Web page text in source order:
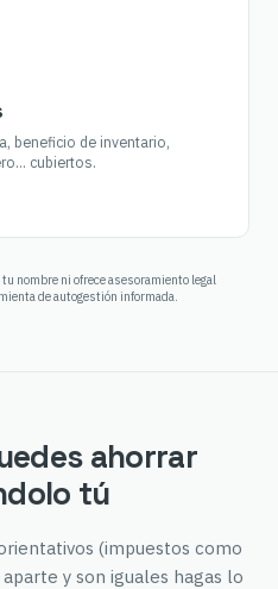
beneficio de inventario,
cubiertos.
nombre ni ofrece asesoramiento legal
de autogestión informada.
ahorrar
tú
(impuestos como
y son iguales hagas lo